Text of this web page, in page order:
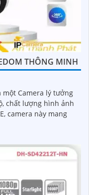
THÔNG MINH
một Camera lý tưởng
chất lượng hình ảnh